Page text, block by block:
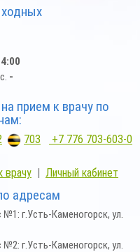
-
прием к врачу по
703 +7 776 703-603-0
врачу | Личный кабинет
адресам
г.Усть-Каменогорск, ул.
г.Усть-Каменогорск, ул.